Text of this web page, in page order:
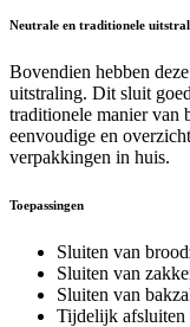
Neutrale en traditionele
Bovendien hebben
uitstraling. Dit sluit
traditionele manier van
eenvoudige en
verpakkingen in huis.
Toepassingen
Sluiten van
Sluiten van
Sluiten van
Tijdelijk afsluiten